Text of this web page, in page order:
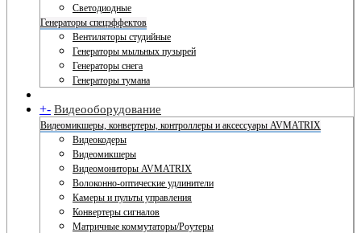
Светодиодные
Генераторы спецэффектов
Вентиляторы студийные
Генераторы мыльных пузырей
Генераторы снега
Генераторы тумана
+- Видеооборудование
Видеомикшеры, конвертеры, контроллеры и аксессуары AVMATRIX
Видеокодеры
Видеомикшеры
Видеомониторы AVMATRIX
Волоконно-оптические удлинители
Камеры и пульты управления
Конвертеры сигналов
Матричные коммутаторы/Роутеры